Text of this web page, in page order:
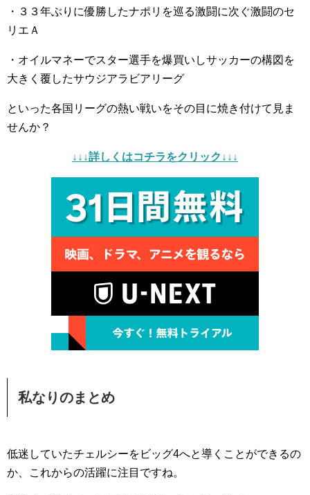
・３３年ぶりに優勝したナポリを巡る激闘に次ぐ激闘のセ
リエＡ
・オイルマネーでスター選手を爆買いしサッカーの構図を
大きく覆したサウジアラビアリーグ
といった各国リーグの熱い戦いをその目に焼き付けて見ま
せんか？
↓↓↓詳しくはコチラをクリック↓↓↓
私なりのまとめ
低迷していたチェルシーをビッグ4へと導くことができるの
か、これからの活躍に注目ですね。